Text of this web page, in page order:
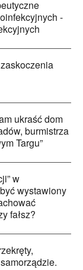
-
ukraść dom
burmistrza
Targu”
w
wystawiony
fałsz?